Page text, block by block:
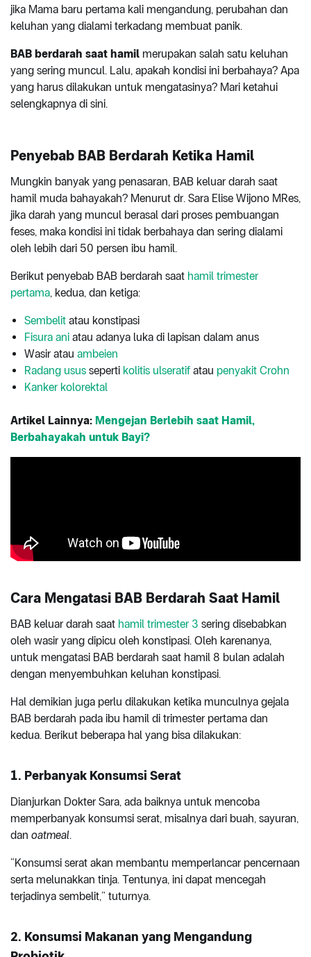
jika Mama baru pertama kali mengandung, perubahan dan
keluhan yang dialami terkadang membuat panik.
BAB berdarah saat hamil merupakan salah satu keluhan
yang sering muncul. Lalu, apakah kondisi ini berbahaya? Apa
yang harus dilakukan untuk mengatasinya? Mari ketahui
selengkapnya di sini.
Penyebab BAB Berdarah Ketika Hamil
Mungkin banyak yang penasaran, BAB keluar darah saat
hamil muda bahayakah? Menurut dr. Sara Elise Wijono MRes,
jika darah yang muncul berasal dari proses pembuangan
feses, maka kondisi ini tidak berbahaya dan sering dialami
oleh lebih dari 50 persen ibu hamil.
Berikut penyebab BAB berdarah saat hamil trimester
pertama, kedua, dan ketiga:
Sembelit atau konstipasi
Fisura ani atau adanya luka di lapisan dalam anus
Wasir atau ambeien
Radang usus seperti kolitis ulseratif atau penyakit Crohn
Kanker kolorektal
Artikel Lainnya: Mengejan Berlebih saat Hamil,
Berbahayakah untuk Bayi?
Cara Mengatasi BAB Berdarah Saat Hamil
BAB keluar darah saat hamil trimester 3 sering disebabkan
oleh wasir yang dipicu oleh konstipasi. Oleh karenanya,
untuk mengatasi BAB berdarah saat hamil 8 bulan adalah
dengan menyembuhkan keluhan konstipasi.
Hal demikian juga perlu dilakukan ketika munculnya gejala
BAB berdarah pada ibu hamil di trimester pertama dan
kedua. Berikut beberapa hal yang bisa dilakukan:
1. Perbanyak Konsumsi Serat
Dianjurkan Dokter Sara, ada baiknya untuk mencoba
memperbanyak konsumsi serat, misalnya dari buah, sayuran,
dan oatmeal.
“Konsumsi serat akan membantu memperlancar pencernaan
serta melunakkan tinja. Tentunya, ini dapat mencegah
terjadinya sembelit,” tuturnya.
2. Konsumsi Makanan yang Mengandung